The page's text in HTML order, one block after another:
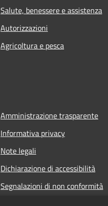
Salute, benessere e assistenza
Autorizzazioni
Agricoltura e pesca
Amministrazione trasparente
Informativa privacy
Note legali
Dichiarazione di accessibilità
Segnalazioni di non conformità